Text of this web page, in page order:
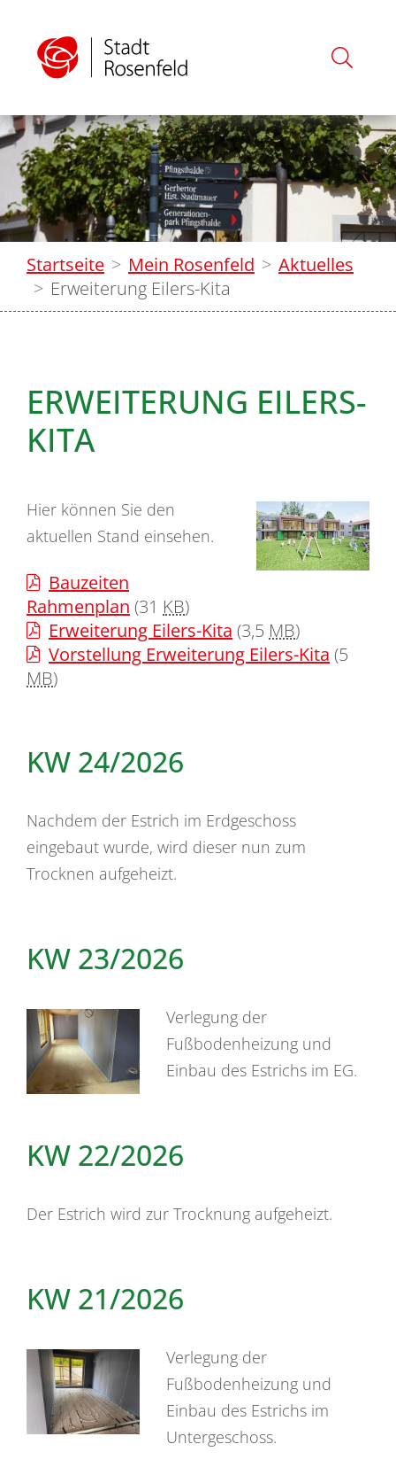
Startseite Mein Rosenfeld
Aktuelles
Erweiterung Eilers-Kita
ERWEITERUNG EILERS-
KITA
Hier können Sie den
aktuellen Stand einsehen.
Bauzeiten
Rahmenplan (31 KB)
Erweiterung Eilers-Kita (3,5 MB)
Vorstellung Erweiterung Eilers-Kita (5
MB)
KW 24/2026
Nachdem der Estrich im Erdgeschoss
eingebaut wurde, wird dieser nun zum
Trocknen aufgeheizt.
KW 23/2026
Verlegung der
Fußbodenheizung und
Einbau des Estrichs im EG.
KW 22/2026
Der Estrich wird zur Trocknung aufgeheizt.
KW 21/2026
Verlegung der
Fußbodenheizung und
Einbau des Estrichs im
Untergeschoss.